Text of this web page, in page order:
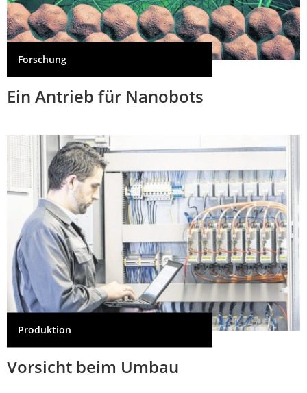
Forschung
Ein Antrieb für Nanobots
Produktion
Vorsicht beim Umbau